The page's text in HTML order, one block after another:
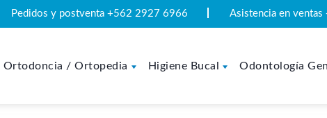
Pedidos y postventa +562 2927 6966 Asistencia en
Ortodoncia / Ortopedia Higiene Bucal Odontología